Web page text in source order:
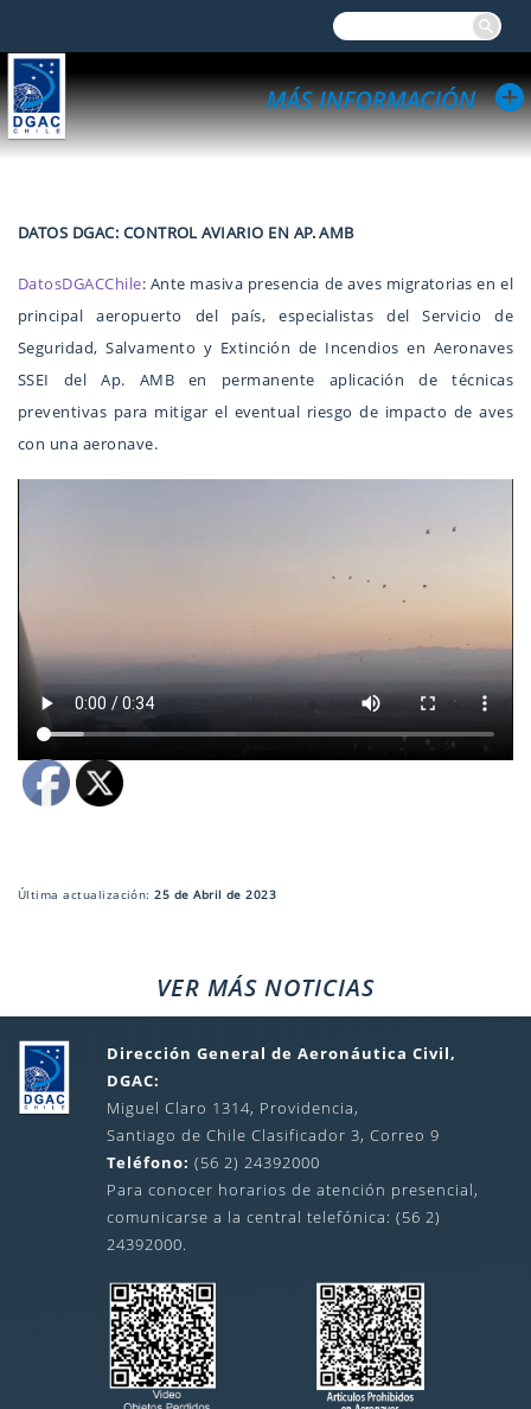
DATOS DGAC: CONTROL AVIARIO EN AP. AMB
DatosDGACChile: Ante masiva presencia de aves migratorias en el
principal aeropuerto del país, especialistas del Servicio de
Seguridad, Salvamento y Extinción de Incendios en Aeronaves
SSEI del Ap. AMB en permanente aplicación de técnicas
preventivas para mitigar el eventual riesgo de impacto de aves
con una aeronave.
Última actualización:25 de Abril de 2023
VER MÁS NOTICIAS
Dirección General de Aeronáutica Civil,
DGAC:
Miguel Claro 1314, Providencia,
Santiago de Chile Clasificador 3, Correo 9
Teléfono: (56 2) 24392000
Para conocer horarios de atención presencial,
comunicarse a la central telefónica: (56 2)
24392000.